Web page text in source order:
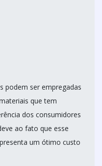
podem ser empregadas
que tem
dos consumidores
ao fato que esse
um ótimo custo